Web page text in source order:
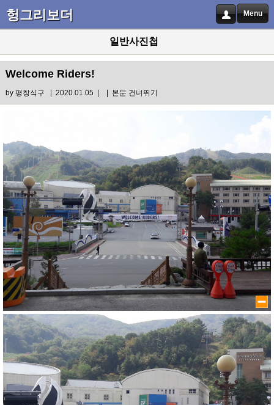
헝그리보더 Menu
일반사진첩
Welcome Riders!
by평창식구| 2020.01.05 | | 본문 건너뛰기